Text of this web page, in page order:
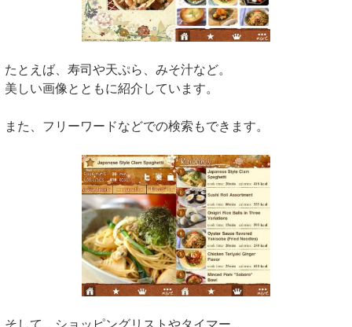
たとえば、寿司や天ぷら、みそ汁など。
美しい画像とともに紹介しています。
また、フリーワードなどでの検索もできます。
そして、ショッピングリストやタイマー、